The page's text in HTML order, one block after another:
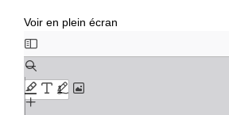
Voir en plein écran
Aller
au
contenu
PDF